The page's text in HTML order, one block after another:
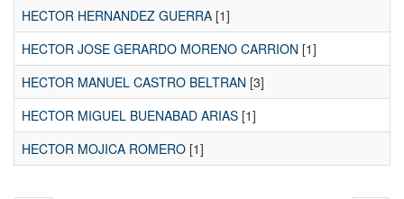
HECTOR HERNANDEZ GUERRA [1]
HECTOR JOSE GERARDO MORENO CARRION [1]
HECTOR MANUEL CASTRO BELTRAN [3]
HECTOR MIGUEL BUENABAD ARIAS [1]
HECTOR MOJICA ROMERO [1]